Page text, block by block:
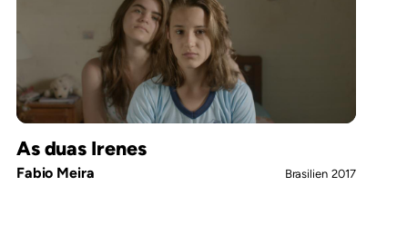
As duas Irenes
Fabio Meira Brasilien 2017